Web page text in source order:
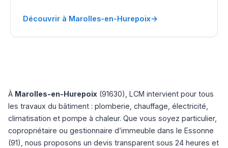
Découvrir à Marolles-en-Hurepoix→
À Marolles-en-Hurepoix (91630), LCM intervient pour tous
les travaux du bâtiment : plomberie, chauffage, électricité,
climatisation et pompe à chaleur. Que vous soyez particulier,
copropriétaire ou gestionnaire d’immeuble dans le Essonne
(91), nous proposons un devis transparent sous 24 heures et